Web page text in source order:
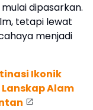
dipasarkan.
tetapi lewat
menjadi
Ikonik
Alam